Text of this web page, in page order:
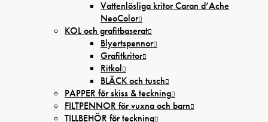
Vattenlösliga kritor Caran d’Ache
NeoColor
KOL och grafitbaserat
Blyertspennor
Grafitkritor
Ritkol
BLÄCK och tusch
PAPPER för skiss & teckning
FILTPENNOR för vuxna och barn
TILLBEHÖR för teckning